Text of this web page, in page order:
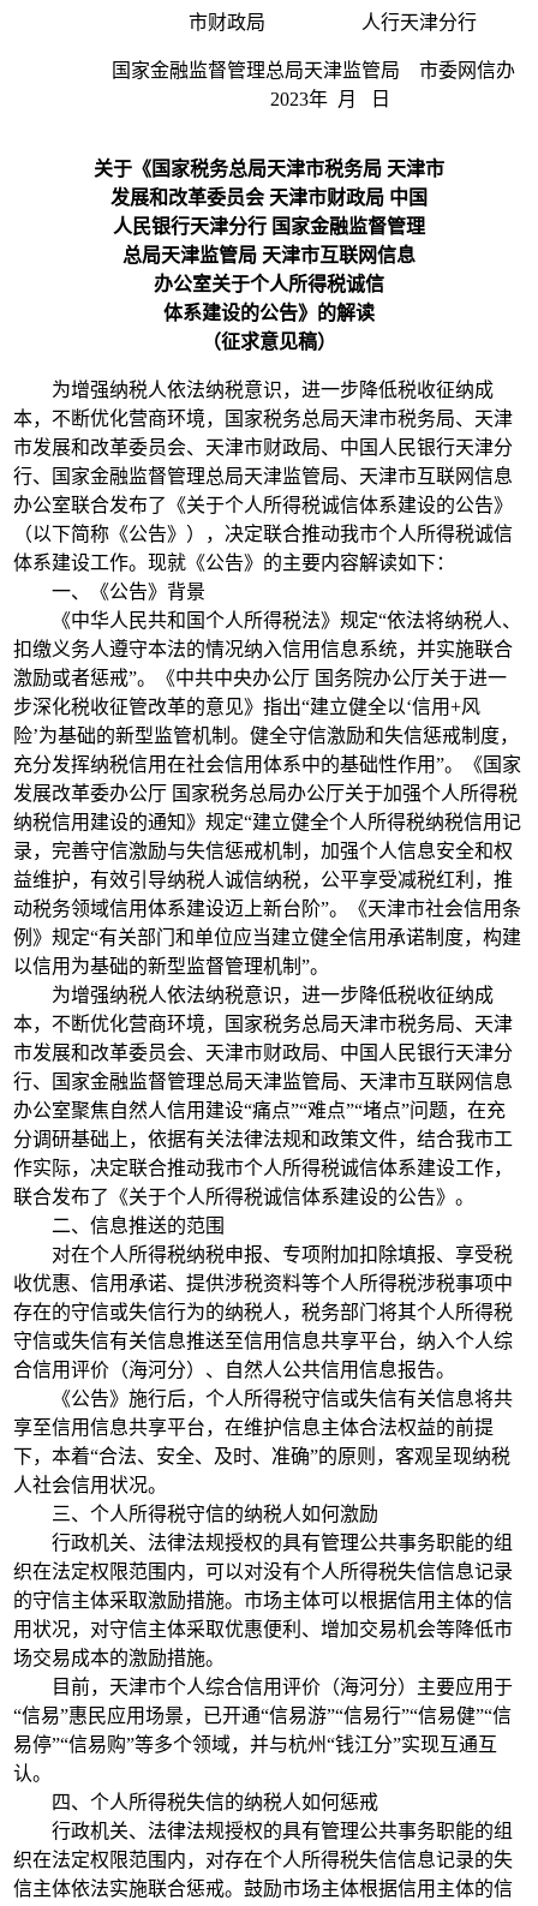
市财政局 人行天津分行
国家金融监督管理总局天津监管局 市委网信办
2023年 月 日
关于《国家税务总局天津市税务局 天津市
发展和改革委员会 天津市财政局 中国
人民银行天津分行 国家金融监督管理
总局天津监管局 天津市互联网信息
办公室关于个人所得税诚信
体系建设的公告》的解读
（征求意见稿）
为增强纳税人依法纳税意识，进一步降低税收征纳成
本，不断优化营商环境，国家税务总局天津市税务局、天津
市发展和改革委员会、天津市财政局、中国人民银行天津分
行、国家金融监督管理总局天津监管局、天津市互联网信息
办公室联合发布了《关于个人所得税诚信体系建设的公告》
（以下简称《公告》），决定联合推动我市个人所得税诚信
体系建设工作。现就《公告》的主要内容解读如下：
一、《公告》背景
《中华人民共和国个人所得税法》规定“依法将纳税人、
扣缴义务人遵守本法的情况纳入信用信息系统，并实施联合
激励或者惩戒”。《中共中央办公厅 国务院办公厅关于进一
步深化税收征管改革的意见》指出“建立健全以‘信用+风
险’为基础的新型监管机制。健全守信激励和失信惩戒制度，
充分发挥纳税信用在社会信用体系中的基础性作用”。《国家
发展改革委办公厅 国家税务总局办公厅关于加强个人所得税
纳税信用建设的通知》规定“建立健全个人所得税纳税信用记
录，完善守信激励与失信惩戒机制，加强个人信息安全和权
益维护，有效引导纳税人诚信纳税，公平享受减税红利，推
动税务领域信用体系建设迈上新台阶”。《天津市社会信用条
例》规定“有关部门和单位应当建立健全信用承诺制度，构建
以信用为基础的新型监督管理机制”。
为增强纳税人依法纳税意识，进一步降低税收征纳成
本，不断优化营商环境，国家税务总局天津市税务局、天津
市发展和改革委员会、天津市财政局、中国人民银行天津分
行、国家金融监督管理总局天津监管局、天津市互联网信息
办公室聚焦自然人信用建设“痛点”“难点”“堵点”问题，在充
分调研基础上，依据有关法律法规和政策文件，结合我市工
作实际，决定联合推动我市个人所得税诚信体系建设工作，
联合发布了《关于个人所得税诚信体系建设的公告》。
二、信息推送的范围
对在个人所得税纳税申报、专项附加扣除填报、享受税
收优惠、信用承诺、提供涉税资料等个人所得税涉税事项中
存在的守信或失信行为的纳税人，税务部门将其个人所得税
守信或失信有关信息推送至信用信息共享平台，纳入个人综
合信用评价（海河分）、自然人公共信用信息报告。
《公告》施行后，个人所得税守信或失信有关信息将共
享至信用信息共享平台，在维护信息主体合法权益的前提
下，本着“合法、安全、及时、准确”的原则，客观呈现纳税
人社会信用状况。
三、个人所得税守信的纳税人如何激励
行政机关、法律法规授权的具有管理公共事务职能的组
织在法定权限范围内，可以对没有个人所得税失信信息记录
的守信主体采取激励措施。市场主体可以根据信用主体的信
用状况，对守信主体采取优惠便利、增加交易机会等降低市
场交易成本的激励措施。
目前，天津市个人综合信用评价（海河分）主要应用于
“信易”惠民应用场景，已开通“信易游”“信易行”“信易健”“信
易停”“信易购”等多个领域，并与杭州“钱江分”实现互通互
认。
四、个人所得税失信的纳税人如何惩戒
行政机关、法律法规授权的具有管理公共事务职能的组
织在法定权限范围内，对存在个人所得税失信信息记录的失
信主体依法实施联合惩戒。鼓励市场主体根据信用主体的信